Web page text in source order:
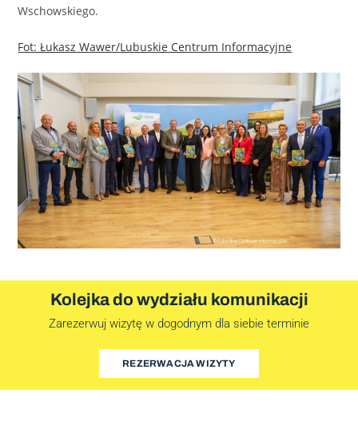
Wschowskiego.
Fot: Łukasz Wawer/Lubuskie Centrum Informacyjne
Kolejka do wydziału komunikacji
Zarezerwuj wizytę w dogodnym dla siebie terminie
REZERWACJA WIZYTY